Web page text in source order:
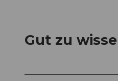
Gut zu